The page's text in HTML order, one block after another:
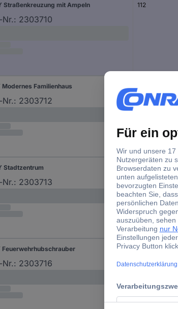
Straßenkreuzung mit Ampeln
Nr.: 2303710
112
Modernes Familienhaus
Nr.: 2303712
Stadtzentrum
Nr.: 2303713
790
Feuerwehrhubschrauber
Nr.: 2303716
212